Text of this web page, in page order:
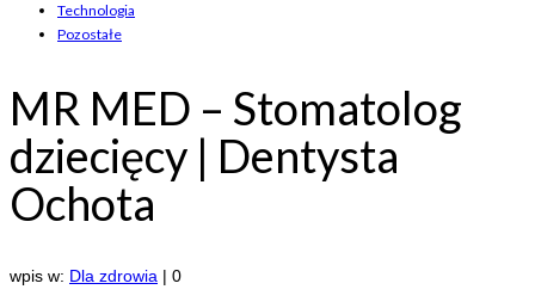
Technologia
Pozostałe
MR MED – Stomatolog
dziecięcy | Dentysta
Ochota
wpis w: Dla zdrowia | 0